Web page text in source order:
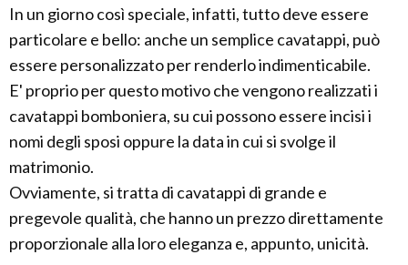
In un giorno così speciale, infatti, tutto deve essere
particolare e bello: anche un semplice cavatappi, può
essere personalizzato per renderlo indimenticabile.
E' proprio per questo motivo che vengono realizzati i
cavatappi bomboniera, su cui possono essere incisi i
nomi degli sposi oppure la data in cui si svolge il
matrimonio.
Ovviamente, si tratta di cavatappi di grande e
pregevole qualità, che hanno un prezzo direttamente
proporzionale alla loro eleganza e, appunto, unicità.